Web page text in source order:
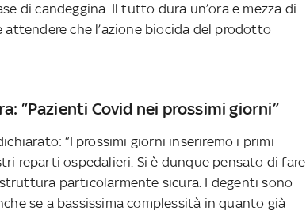
di candeggina. Il tutto dura un’ora e mezza di
attendere che l’azione biocida del prodotto
“Pazienti Covid nei prossimi giorni”
“I prossimi giorni inseriremo i primi
reparti ospedalieri. Si è dunque pensato di fare
particolarmente sicura. I degenti sono
se a bassissima complessità in quanto già